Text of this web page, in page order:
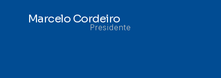
Marcelo Cordeiro
Presidente